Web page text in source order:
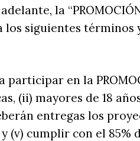
la
los siguientes términos
participar en la
(ii) mayores de 18
entregas los
(v) cumplir con el 85%